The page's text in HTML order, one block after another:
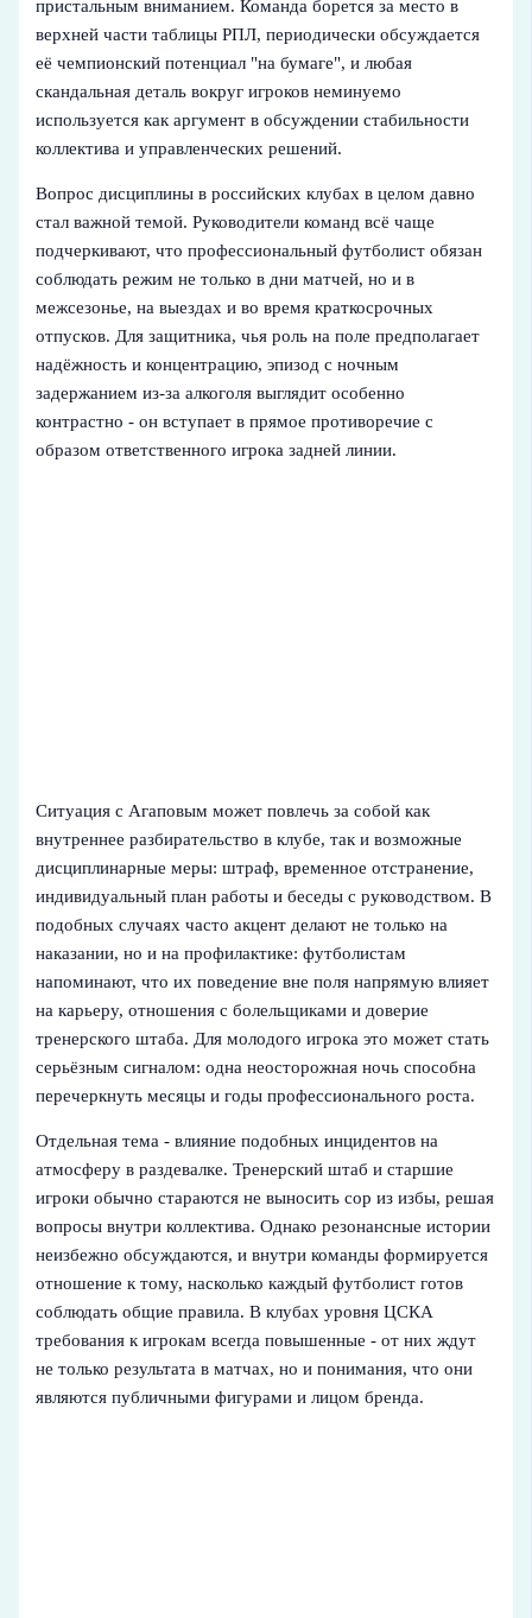
пристальным вниманием. Команда борется за место в
верхней части таблицы РПЛ, периодически обсуждается
её чемпионский потенциал "на бумаге", и любая
скандальная деталь вокруг игроков неминуемо
используется как аргумент в обсуждении стабильности
коллектива и управленческих решений.
Вопрос дисциплины в российских клубах в целом давно
стал важной темой. Руководители команд всё чаще
подчеркивают, что профессиональный футболист обязан
соблюдать режим не только в дни матчей, но и в
межсезонье, на выездах и во время краткосрочных
отпусков. Для защитника, чья роль на поле предполагает
надёжность и концентрацию, эпизод с ночным
задержанием из‑за алкоголя выглядит особенно
контрастно - он вступает в прямое противоречие с
образом ответственного игрока задней линии.
Ситуация с Агаповым может повлечь за собой как
внутреннее разбирательство в клубе, так и возможные
дисциплинарные меры: штраф, временное отстранение,
индивидуальный план работы и беседы с руководством. В
подобных случаях часто акцент делают не только на
наказании, но и на профилактике: футболистам
напоминают, что их поведение вне поля напрямую влияет
на карьеру, отношения с болельщиками и доверие
тренерского штаба. Для молодого игрока это может стать
серьёзным сигналом: одна неосторожная ночь способна
перечеркнуть месяцы и годы профессионального роста.
Отдельная тема - влияние подобных инцидентов на
атмосферу в раздевалке. Тренерский штаб и старшие
игроки обычно стараются не выносить сор из избы, решая
вопросы внутри коллектива. Однако резонансные истории
неизбежно обсуждаются, и внутри команды формируется
отношение к тому, насколько каждый футболист готов
соблюдать общие правила. В клубах уровня ЦСКА
требования к игрокам всегда повышенные - от них ждут
не только результата в матчах, но и понимания, что они
являются публичными фигурами и лицом бренда.